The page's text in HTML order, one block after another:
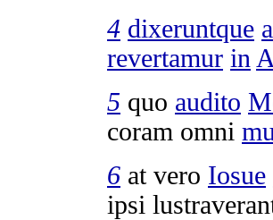
4 dixeruntque
revertamur in
5 quo audito
coram omni
6 at vero Iosue
ipsi